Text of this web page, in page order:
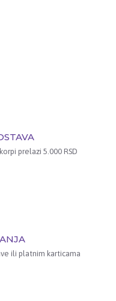
prelazi 5.000 RSD
ili platnim karticama